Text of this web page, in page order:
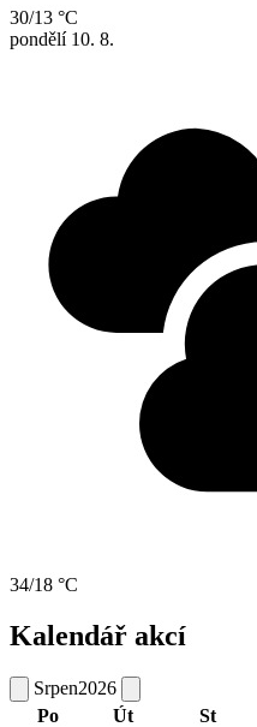
30/13 °C
pondělí 10. 8.
34/18 °C
Kalendář akcí
Srpen2026
Po
Út St